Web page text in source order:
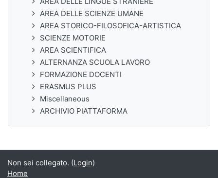
AREA DELLE SCIENZE UMANE
AREA STORICO-FILOSOFICA-ARTISTICA
SCIENZE MOTORIE
AREA SCIENTIFICA
ALTERNANZA SCUOLA LAVORO
FORMAZIONE DOCENTI
ERASMUS PLUS
Miscellaneous
ARCHIVIO PIATTAFORMA
Non sei collegato. (Login)
Home